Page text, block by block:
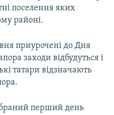
поселення яких
районі.
приурочені до Дня
заходи відбудуться і
татари відзначають
перший день